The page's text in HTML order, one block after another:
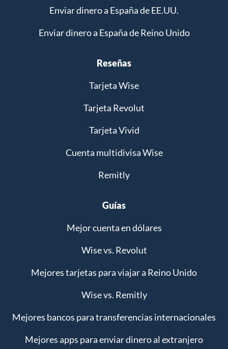
Enviar dinero a España de EE.UU.
Enviar dinero a España de Reino Unido
Reseñas
Tarjeta Wise
Tarjeta Revolut
Tarjeta Vivid
Cuenta multidivisa Wise
Remitly
Guías
Mejor cuenta en dólares
Wise vs. Revolut
Mejores tarjetas para viajar a Reino Unido
Wise vs. Remitly
Mejores bancos para transferencias internacionales
Mejores apps para enviar dinero al extranjero